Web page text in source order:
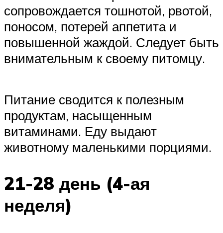
сопровождается тошнотой, рвотой,
поносом, потерей аппетита и
повышенной жаждой. Следует быть
внимательным к своему питомцу.
Питание сводится к полезным
продуктам, насыщенным
витаминами. Еду выдают
животному маленькими порциями.
21-28 день (4-ая
неделя)